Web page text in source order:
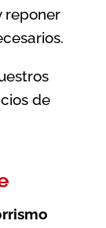
reponer
de